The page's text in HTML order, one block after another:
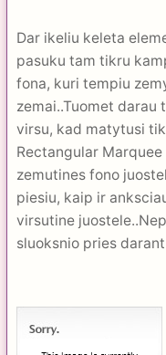
Dar ikeliu keleta
pasuku tam tikru
fona, kuri tempiu
zemai..Tuomet darau
virsu, kad matytusi
Rectangular
zemutines fono
piesiu, kaip ir
virsutine
sluoksnio pries